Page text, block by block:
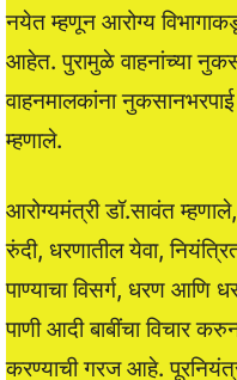
नयेत म्हणून आरोग्य
आहेत. पुरामुळे वाहनांच्या
वाहनमालकांना
म्हणाले.
आरोग्यमंत्री डॉ.सावंत म्हणाले,
रुंदी, धरणातील येवा,
पाण्याचा विसर्ग, धरण आणि
पाणी आदी बाबींचा विचार
करण्याची गरज आहे.